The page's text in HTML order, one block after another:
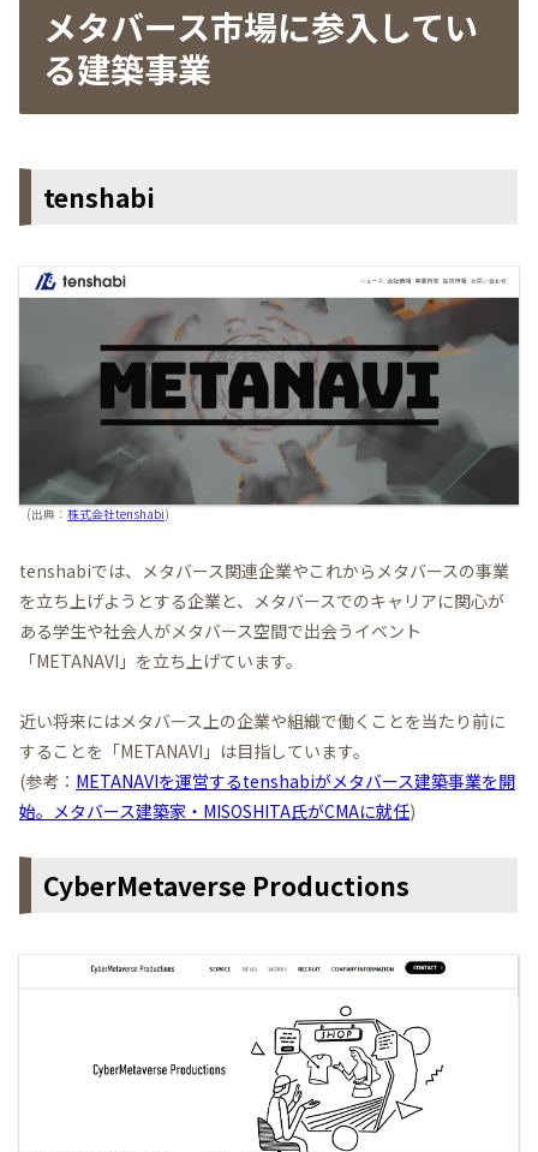
メタバース市場に参入してい
る建築事業
tenshabi
(出典： 株式会社tenshabi)
tenshabiでは、メタバース関連企業やこれからメタバースの事業
を立ち上げようとする企業と、メタバースでのキャリアに関心が
ある学生や社会人がメタバース空間で出会うイベント
「METANAVI」を立ち上げています。
近い将来にはメタバース上の企業や組織で働くことを当たり前に
することを「METANAVI」は目指しています。
(参考： METANAVIを運営するtenshabiがメタバース建築事業を開
始。メタバース建築家・MISOSHITA氏がCMAに就任)
CyberMetaverse Productions